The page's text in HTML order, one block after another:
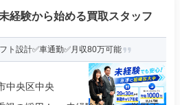
経験から始める買取スタッフ
ト設計✅車通勤✅月収80万可能
中央区中央